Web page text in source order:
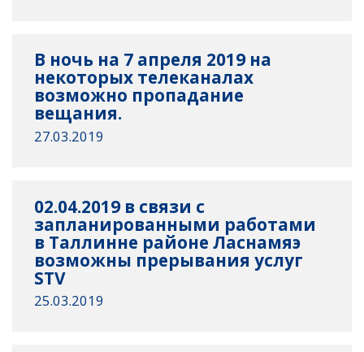
В ночь на 7 апреля 2019 на
некоторых телеканалах
возможно пропадание
вещания.
27.03.2019
02.04.2019 в связи с
запланированными работами
в Таллинне районе Ласнамяэ
возможны прерывания услуг
STV
25.03.2019